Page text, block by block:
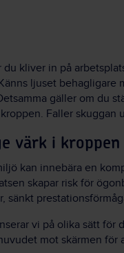
du kliver in på
ljuset behagligare
gäller om du
Faller skuggan
värk i kroppen
kan innebära en
skapar risk för
sänkt
vi på olika sätt för
mot skärmen för